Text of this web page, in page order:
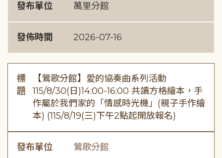
發布單位 萬里分館
發佈時間 2026-07-16
標
題
【鶯歌分館】愛的協奏曲系列活動
115/8/30(日)14:00-16:00 共讀方格繪本，手
作屬於我們家的「情感時光機」(親子手作繪
本) (115/8/19(三)下午2點起開放報名)
發布單位 鶯歌分館